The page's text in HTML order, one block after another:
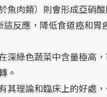
魚肉類）則會形成亞硝
反應，降低食道癌和胃
色蔬菜中含量極高，
。
論和臨床上的好處，